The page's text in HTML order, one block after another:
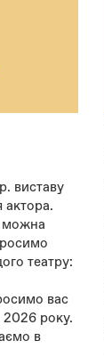
виставу
актора.
можна
театру:
вас
2026 року.
в